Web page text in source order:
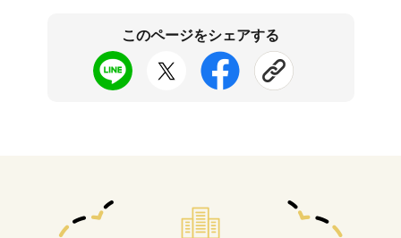
このページをシェアする